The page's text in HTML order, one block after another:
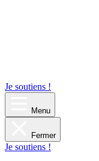
Je soutiens !
Menu
Fermer
Je soutiens !